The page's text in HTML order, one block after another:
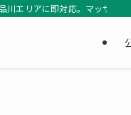
エリアに即対応。マッサー